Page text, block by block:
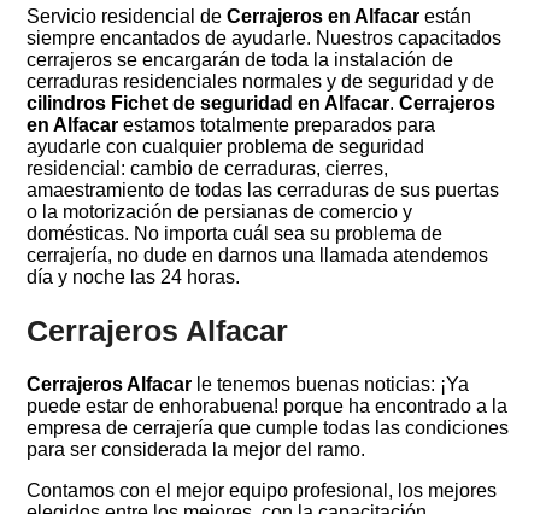
Servicio residencial deCerrajeros en Alfacar están
siempre encantados de ayudarle. Nuestros capacitados
cerrajeros se encargarán de toda la instalación de
cerraduras residenciales normales y de seguridad y de
cilindros Fichet de seguridad en Alfacar.Cerrajeros
en Alfacar estamos totalmente preparados para
ayudarle con cualquier problema de seguridad
residencial: cambio de cerraduras, cierres,
amaestramiento de todas las cerraduras de sus puertas
o la motorización de persianas de comercio y
domésticas. No importa cuál sea su problema de
cerrajería, no dude en darnos una llamada atendemos
día y noche las 24 horas.
Cerrajeros Alfacar
Cerrajeros Alfacar le tenemos buenas noticias: ¡Ya
puede estar de enhorabuena! porque ha encontrado a la
empresa de cerrajería que cumple todas las condiciones
para ser considerada la mejor del ramo.
Contamos con el mejor equipo profesional, los mejores